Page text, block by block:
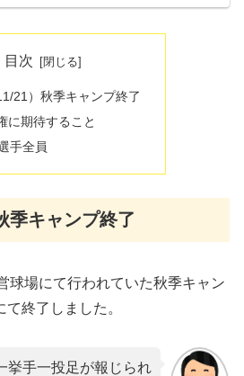
目次
21）秋季キャンプ終了
に期待すること
手全員
季キャンプ終了
球場にて行われていた秋季キャン
終了しました。
挙手一投足が報じられ